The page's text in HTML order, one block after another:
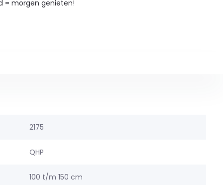
= morgen genieten!
2175
QHP
100 t/m 150 cm